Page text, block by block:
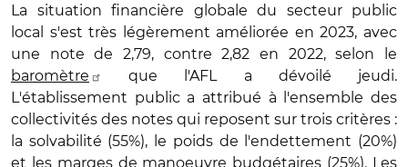
La situation financière globale du secteur public
local s'est très légèrement améliorée en 2023, avec
une note de 2,79, contre 2,82 en 2022, selon le
baromètre
que l'AFL a dévoilé jeudi.
L'établissement public a attribué à l'ensemble des
collectivités des notes qui reposent sur trois critères :
la solvabilité (55%), le poids de l'endettement (20%)
et les marges de manoeuvre budgétaires (25%). Les